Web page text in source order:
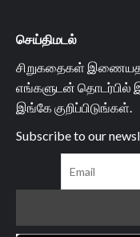
செய்திமடல்
சிறுகதைகள்
எங்களுடன் தொடர்பில்
இங்கே குறிப்பிடுங்கள்.
Subscribe to our